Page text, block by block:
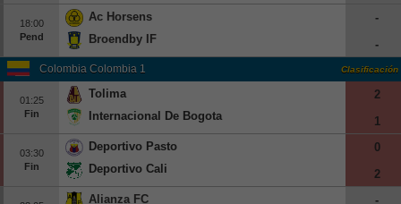
18:00
Pend
Ac Horsens
Broendby IF
-
-
Colombia Colombia 1 Clasificación
01:25
Fin
Tolima
Internacional De Bogota
2
1
03:30
Fin
Deportivo Pasto
Deportivo Cali
0
2
Alianza FC
-